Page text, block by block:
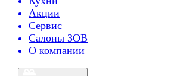
Акции
Сервис
Салоны ЗОВ
О компании